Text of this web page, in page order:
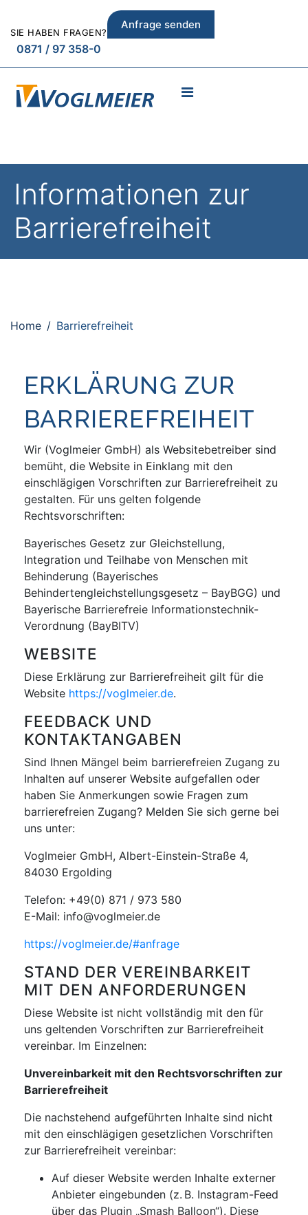
SIE HABEN FRAGEN?
0871 / 97 358-0
Anfrage senden
Informationen zur
Barrierefreiheit
Home Barrierefreiheit
ERKLÄRUNG ZUR
BARRIEREFREIHEIT
Wir (Voglmeier GmbH) als Websitebetreiber sind
bemüht, die Website in Einklang mit den
einschlägigen Vorschriften zur Barrierefreiheit zu
gestalten. Für uns gelten folgende
Rechtsvorschriften:
Bayerisches Gesetz zur Gleichstellung,
Integration und Teilhabe von Menschen mit
Behinderung (Bayerisches
Behindertengleichstellungsgesetz – BayBGG) und
Bayerische Barrierefreie Informationstechnik-
Verordnung (BayBITV)
WEBSITE
Diese Erklärung zur Barrierefreiheit gilt für die
Website https://voglmeier.de.
FEEDBACK UND
KONTAKTANGABEN
Sind Ihnen Mängel beim barrierefreien Zugang zu
Inhalten auf unserer Website aufgefallen oder
haben Sie Anmerkungen sowie Fragen zum
barrierefreien Zugang? Melden Sie sich gerne bei
uns unter:
Voglmeier GmbH, Albert-Einstein-Straße 4,
84030 Ergolding
Telefon: +49(0) 871 / 973 580
E-Mail: info@voglmeier.de
https://voglmeier.de/#anfrage
STAND DER VEREINBARKEIT
MIT DEN ANFORDERUNGEN
Diese Website ist nicht vollständig mit den für
uns geltenden Vorschriften zur Barrierefreiheit
vereinbar. Im Einzelnen:
Unvereinbarkeit mit den Rechtsvorschriften zur
Barrierefreiheit
Die nachstehend aufgeführten Inhalte sind nicht
mit den einschlägigen gesetzlichen Vorschriften
zur Barrierefreiheit vereinbar:
Auf dieser Website werden Inhalte externer
Anbieter eingebunden (z. B. Instagram-Feed
über das Plugin „Smash Balloon“). Diese